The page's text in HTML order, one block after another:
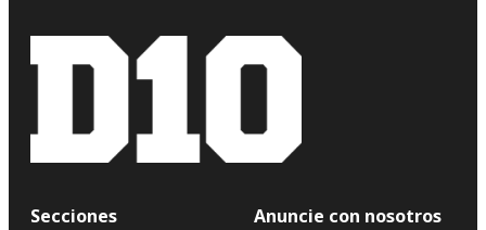
Secciones
Anuncie con nosotros